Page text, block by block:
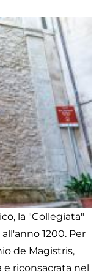
la "Collegiata"
1200. Per
de Magistris,
e riconsacrata nel